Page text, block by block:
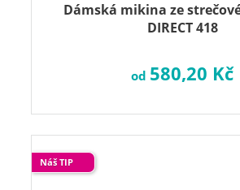
Dámská mikina ze
DIRECT 418
od 580,20 Kč
Náš TIP